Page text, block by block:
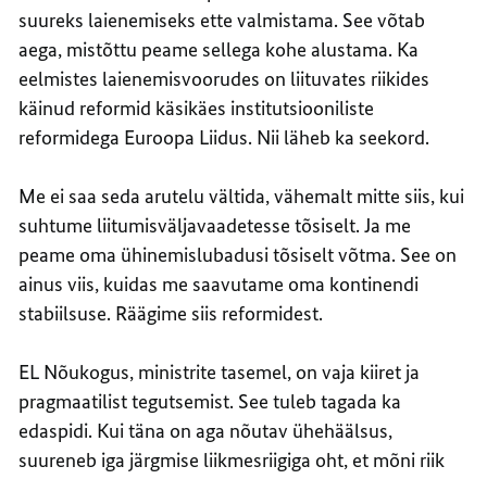
suureks laienemiseks ette valmistama. See võtab
aega, mistõttu peame sellega kohe alustama. Ka
eelmistes laienemisvoorudes on liituvates riikides
käinud reformid käsikäes institutsiooniliste
reformidega Euroopa Liidus. Nii läheb ka seekord.
Me ei saa seda arutelu vältida, vähemalt mitte siis, kui
suhtume liitumisväljavaadetesse tõsiselt. Ja me
peame oma ühinemislubadusi tõsiselt võtma. See on
ainus viis, kuidas me saavutame oma kontinendi
stabiilsuse. Räägime siis reformidest.
EL Nõukogus, ministrite tasemel, on vaja kiiret ja
pragmaatilist tegutsemist. See tuleb tagada ka
edaspidi. Kui täna on aga nõutav ühehäälsus,
suureneb iga järgmise liikmesriigiga oht, et mõni riik